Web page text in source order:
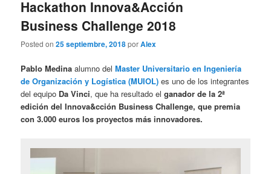
Hackathon Innova&Acción
Business Challenge 2018
Posted on25 septiembre, 2018porAlex
Pablo Medina alumno delMaster Universitario en Ingeniería
de Organización y Logística (MUIOL) es uno de los integrantes
del equipo Da Vinci, que ha resultado elganador de la 2ª
edición del Innova&cción Business Challenge, que premia
con 3.000 euros los proyectos más innovadores.